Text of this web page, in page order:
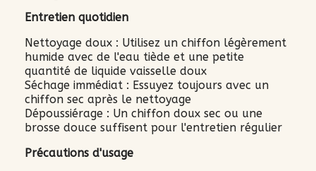
Entretien quotidien
Nettoyage doux : Utilisez un chiffon légèrement
humide avec de l'eau tiède et une petite
quantité de liquide vaisselle doux
Séchage immédiat : Essuyez toujours avec un
chiffon sec après le nettoyage
Dépoussiérage : Un chiffon doux sec ou une
brosse douce suffisent pour l'entretien régulier
Précautions d'usage